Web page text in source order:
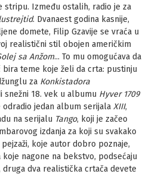
Između ostalih, radio je za
. Dvanaest godina kasnije,
domete, Filip Gzavije se vraća u
realistični stil obojen američkim
sa Anžom... To mu omogućava da
bira teme koje želi da crta: pustinju
za Кonkistadora
snežni 18. vek u albumu Hyver 1709
jedan album serijala XIII,
na serijalu Tango, koji je začeo
izdanja za koji su svakako
koje autor dobro poznaje,
koje nagone na bekstvo, podsećaju
druga dva realistička crtača devete